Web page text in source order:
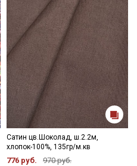
Сатин цв.Шоколад, ш.2.2м,
хлопок-100%, 135гр/м.кв
776 руб. 970 руб.